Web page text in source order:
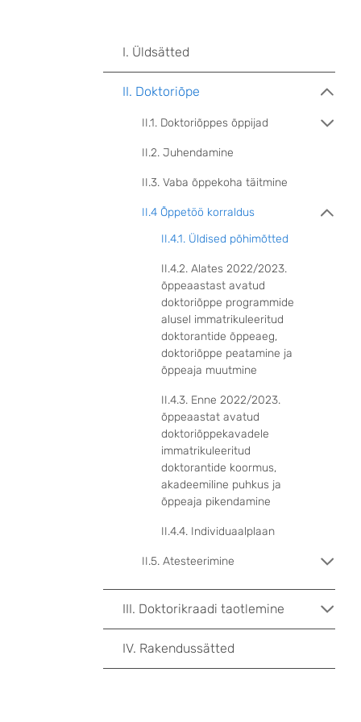
I. Üldsätted
II. Doktoriõpe
II.1. Doktoriõppes õppijad
II.2. Juhendamine
II.3. Vaba õppekoha täitmine
II.4 Õppetöö korraldus
II.4.1. Üldised põhimõtted
II.4.2. Alates 2022/2023.
õppeaastast avatud
doktoriõppe programmide
alusel immatrikuleeritud
doktorantide õppeaeg,
doktoriõppe peatamine ja
õppeaja muutmine
II.4.3. Enne 2022/2023.
õppeaastat avatud
doktoriõppekavadele
immatrikuleeritud
doktorantide koormus,
akadeemiline puhkus ja
õppeaja pikendamine
II.4.4. Individuaalplaan
II.5. Atesteerimine
III. Doktorikraadi taotlemine
IV. Rakendussätted